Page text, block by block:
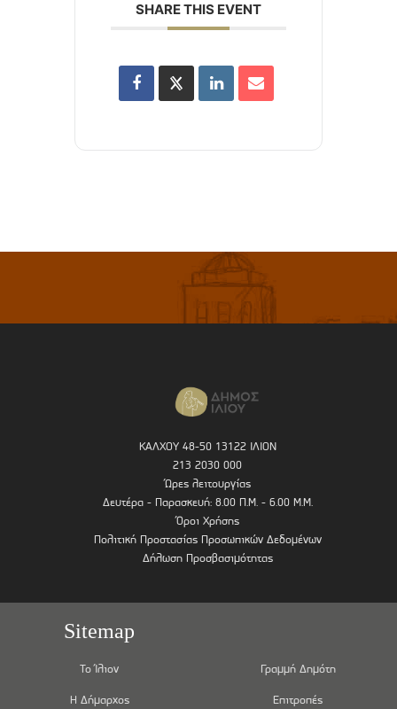
SHARE THIS EVENT
ΚΑΛΧΟΥ 48-50 13122 ΙΛΙΟΝ
213 2030 000
Ώρες λειτουργίας
Δευτέρα - Παρασκευή: 8.00 Π.Μ. - 6.00 Μ.Μ.
Όροι Χρήσης
Πολιτική Προστασίας Προσωπικών Δεδομένων
Δήλωση Προσβασιμότητας
Sitemap
Το Ίλιον
Η Δήμαρχος
Γραμμή Δημότη
Επιτροπές